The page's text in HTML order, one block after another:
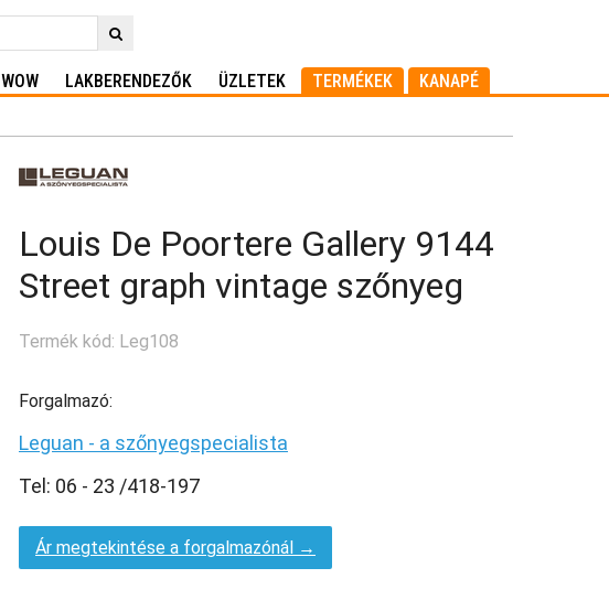
WOW LAKBERENDEZŐK ÜZLETEK TERMÉKEK KANAPÉ
Louis De Poortere Gallery 9144
Street graph vintage szőnyeg
Termék kód: Leg108
Forgalmazó:
Leguan - a szőnyegspecialista
Tel: 06 - 23 /418-197
Ár megtekintése a forgalmazónál →